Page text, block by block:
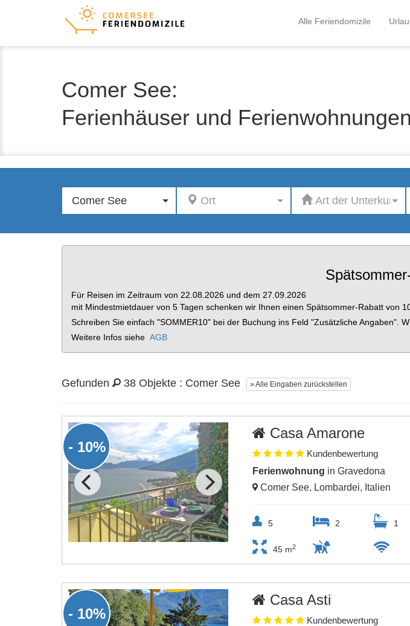
Alle Feriendomizile
Comer See:
Ferienhäuser und Ferienwohnungen
Comer See Ort Art der Unterkunft
Für Reisen im Zeitraum von 22.08.2026 und dem 27.09.2026
mit Mindestmietdauer von 5 Tagen schenken wir Ihnen einen Spätsommer-Rabatt von
Schreiben Sie einfach "SOMMER10" bei der Buchung ins Feld "Zusätzliche Angaben".
Weitere Infos siehe AGB
Gefunden 38 Objekte : Comer See » Alle Eingaben zurückstellen
- 10%
Casa Amarone
Kundenbewertung
Ferienwohnung in Gravedona
Comer See, Lombardei, Italien
5 2 1
45 m2
- 10%
Casa Asti
Kundenbewertung